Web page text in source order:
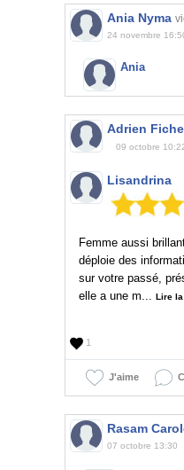
Ania Nyma
24 novembre
Ania
Adrien
09 octobre
Lisandrina
Femme aussi
déploie des
sur votre passé,
elle a une m...
Lire
1
J'aime
Rasam
07 octobre 13:30